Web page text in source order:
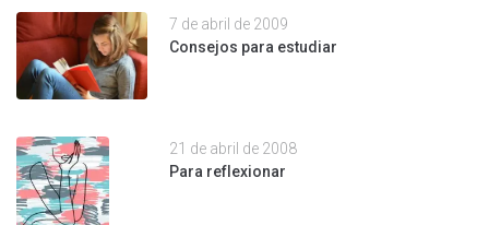
7 de abril de 2009
Consejos para estudiar
21 de abril de 2008
Para reflexionar